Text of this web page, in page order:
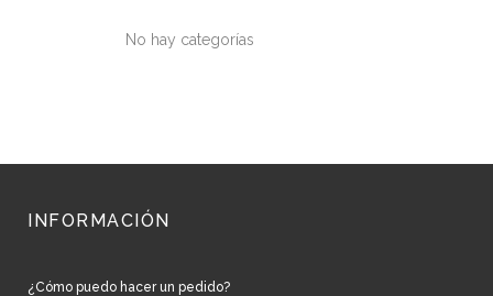
No hay categorías
INFORMACIÓN
¿Cómo puedo hacer un pedido?